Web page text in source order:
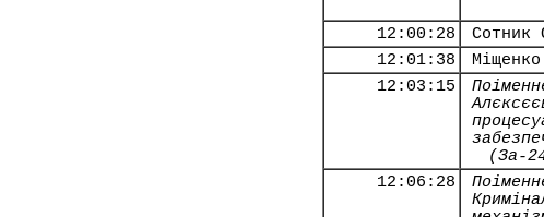
12:00:28
Сотник
12:01:38
12:03:15
(За-
12:06:28